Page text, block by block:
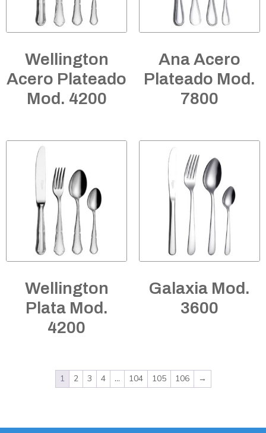
Wellington
Acero Plateado
Mod. 4200
Ana Acero
Plateado Mod.
7800
Wellington
Plata Mod.
4200
Galaxia Mod.
3600
1 2 3 4 … 104 105 106 →